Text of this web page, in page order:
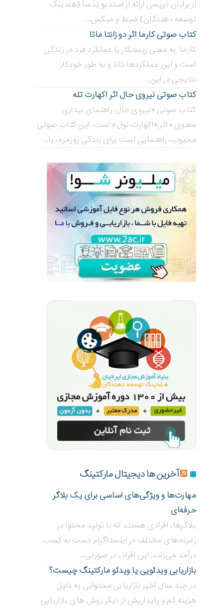
از برایان تریسی ارائه از استدیو تِدْسا (هلدینگ
توسعه دهندگان) ضبط و میکس...
کتاب صوتی کارما اثر دو زانتا ماتا
کارما به معنی زیستکار یا عملکرد فرد در زندگی
است و این عملکردها ذاتا و به طور خودکار
نتایجی در این...
کتاب صوتی نیروی حال اثر اکهارت تله
کتاب صوتی «نیروی حال: راهنمای بیداری
معنوی» اثر «اکهارت تول» است. این کتاب صوتی
محبوب، راهنمایی است برای زندگی روزمره، با...
آخرین ها دیجیتال مارکتینگ
مهارت‌ها و ویژگی‌های اساسی برای یک بلاگر
حرفه‌ای
بلاگر‌ها، افرادی هستند که با تولید محتوا در
زمینه‌های مختلف در اینستاگرام دست به کسب
درآمد می‌زنند. این افراد، در صورتی...
بازاریابی ویدئویی ‌یا ویدئو مارکتینگ چیست؟
در چند سال اخیر بازاریابی محتوایی به دلیل
هزینه کم و پایداریش از دیگر روش های بازاریابی